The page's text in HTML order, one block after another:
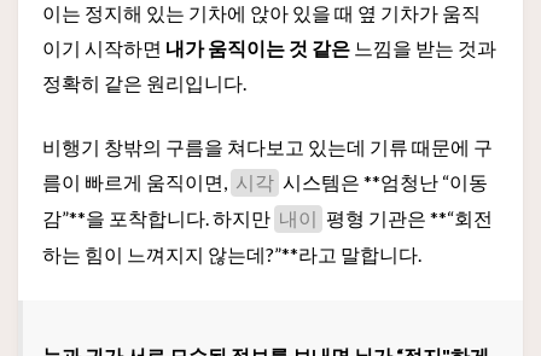
이는 정지해 있는 기차에 앉아 있을 때 옆 기차가 움직
이기 시작하면 내가 움직이는 것 같은 느낌을 받는 것과
정확히 같은 원리입니다.
비행기 창밖의 구름을 쳐다보고 있는데 기류 때문에 구
름이 빠르게 움직이면, 시각 시스템은 **엄청난 “이동
감”**을 포착합니다. 하지만 내이
평형 기관은 **“회전
하는 힘이 느껴지지 않는데?”**라고 말합니다.